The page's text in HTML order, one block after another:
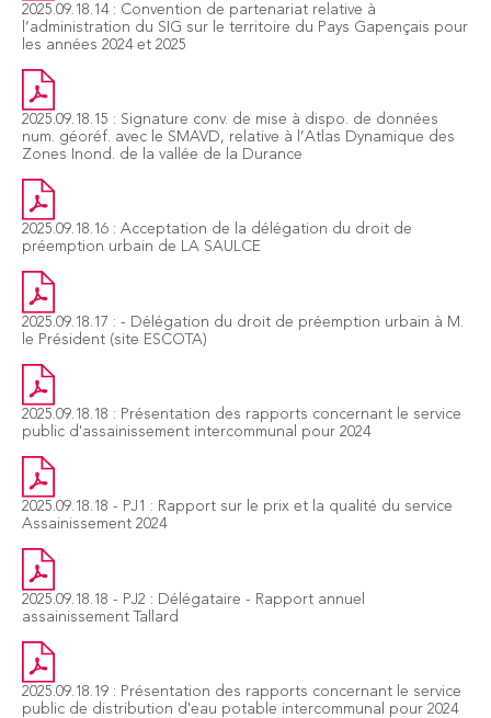
2025.09.18.14 : Convention de partenariat relative à
l’administration du SIG sur le territoire du Pays Gapençais pour
les années 2024 et 2025
2025.09.18.15 : Signature conv. de mise à dispo. de données
num. géoréf. avec le SMAVD, relative à l’Atlas Dynamique des
Zones Inond. de la vallée de la Durance
2025.09.18.16 : Acceptation de la délégation du droit de
préemption urbain de LA SAULCE
2025.09.18.17 : - Délégation du droit de préemption urbain à M.
le Président (site ESCOTA)
2025.09.18.18 : Présentation des rapports concernant le service
public d'assainissement intercommunal pour 2024
2025.09.18.18 - PJ1 : Rapport sur le prix et la qualité du service
Assainissement 2024
2025.09.18.18 - PJ2 : Délégataire - Rapport annuel
assainissement Tallard
2025.09.18.19 : Présentation des rapports concernant le service
public de distribution d'eau potable intercommunal pour 2024